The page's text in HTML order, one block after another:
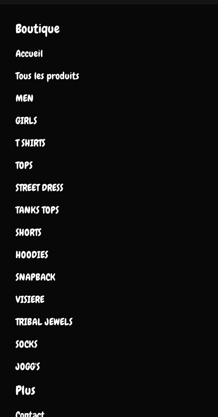
Boutique
Accueil
Tous les produits
MEN
GIRLS
T SHIRTS
TOPS
STREET DRESS
TANKS TOPS
SHORTS
HOODIES
SNAPBACK
VISIERE
TRIBAL JEWELS
SOCKS
JOGG'S
Plus